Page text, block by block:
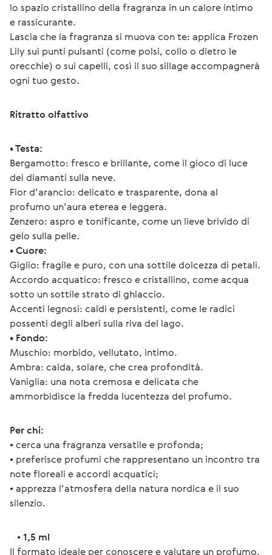
lo spazio cristallino della fragranza in un calore intimo
e rassicurante.
Lascia che la fragranza si muova con te: applica Frozen
Lily sui punti pulsanti (come polsi, collo o dietro le
orecchie) o sui capelli, così il suo sillage accompagnerà
ogni tuo gesto.
Ritratto olfattivo
• Testa:
Bergamotto: fresco e brillante, come il gioco di luce
dei diamanti sulla neve.
Fior d’arancio: delicato e trasparente, dona al
profumo un’aura eterea e leggera.
Zenzero: aspro e tonificante, come un lieve brivido di
gelo sulla pelle.
• Cuore:
Giglio: fragile e puro, con una sottile dolcezza di petali.
Accordo acquatico: fresco e cristallino, come acqua
sotto un sottile strato di ghiaccio.
Accenti legnosi: caldi e persistenti, come le radici
possenti degli alberi sulla riva del lago.
• Fondo:
Muschio: morbido, vellutato, intimo.
Ambra: calda, solare, che crea profondità.
Vaniglia: una nota cremosa e delicata che
ammorbidisce la fredda lucentezza del profumo.
Per chi:
• cerca una fragranza versatile e profonda;
• preferisce profumi che rappresentano un incontro tra
note floreali e accordi acquatici;
• apprezza l’atmosfera della natura nordica e il suo
silenzio.
• 1,5 ml
Il formato ideale per conoscere e valutare un profumo.